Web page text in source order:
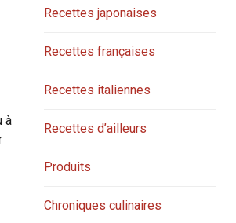
à
Recettes japonaises
Recettes françaises
Recettes italiennes
Recettes d’ailleurs
Produits
Chroniques culinaires